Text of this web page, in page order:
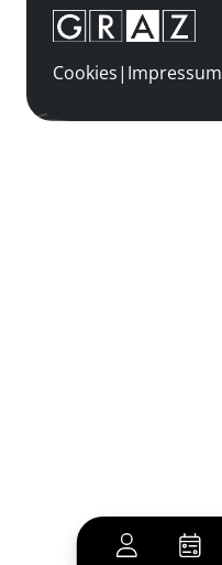
Cookies| Impressum